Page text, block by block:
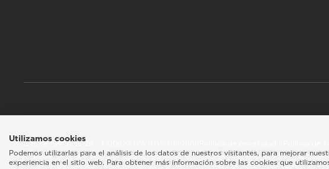
Esaote SPA © 2026 - CÓDIGO IVA IT05131180969
Utilizamos cookies
Podemos utilizarlas para el análisis de los datos de nuestros visitantes, para mejorar
experiencia en el sitio web. Para obtener más información sobre las cookies que